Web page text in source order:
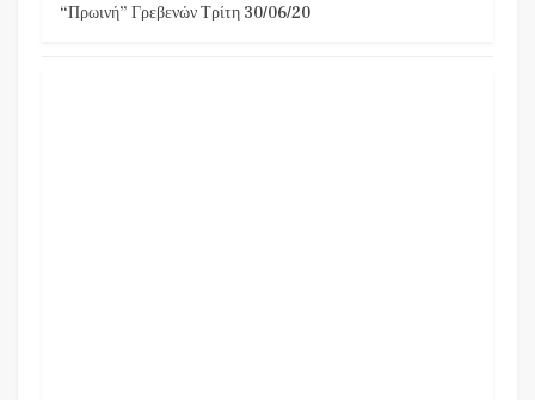
“Πρωινή” Γρεβενών Τρίτη 30/06/20